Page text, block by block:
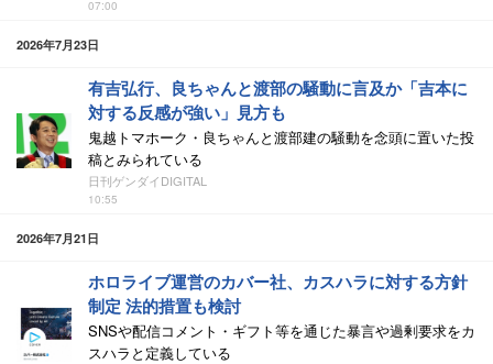
07:00
2026年7月23日
有吉弘行、良ちゃんと渡部の騒動に言及か「吉本に
対する反感が強い」見方も
鬼越トマホーク・良ちゃんと渡部建の騒動を念頭に置いた投
稿とみられている
日刊ゲンダイDIGITAL
10:55
2026年7月21日
ホロライブ運営のカバー社、カスハラに対する方針
制定 法的措置も検討
SNSや配信コメント・ギフト等を通じた暴言や過剰要求をカ
スハラと定義している